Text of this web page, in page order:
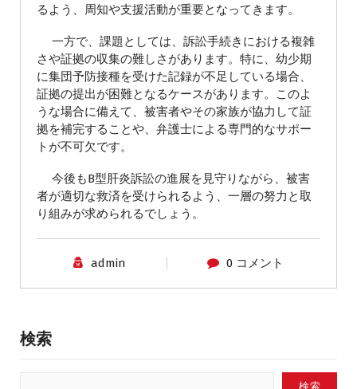
るよう、周知や支援活動が重要となってきます。
一方で、課題としては、訴訟手続きにおける複雑
さや証拠の収集の難しさがあります。特に、幼少期
に集団予防接種を受けた記録が不足している場合、
証拠の提出が困難となるケースがあります。このよ
うな場合に備えて、被害者やその家族が協力して証
拠を補完することや、弁護士による専門的なサポー
トが不可欠です。
今後もB型肝炎訴訟の進展を見守りながら、被害
者が適切な救済を受けられるよう、一層の努力と取
り組みが求められるでしょう。
admin 0 コメント
検索
検索